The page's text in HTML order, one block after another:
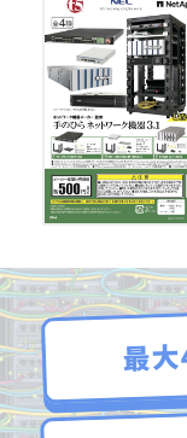
最